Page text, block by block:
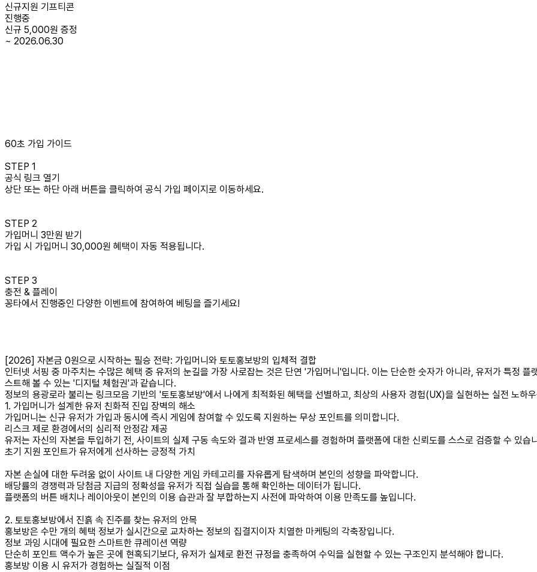
신규지원 기프티콘
진행중
신규 5,000원 증정
~ 2026.06.30
60초 가입 가이드
STEP 1
공식 링크 열기
상단 또는 하단 아래 버튼을 클릭하여 공식 가입 페이지로 이동하세요.
STEP 2
가입머니 3만원 받기
가입 시 가입머니 30,000원 혜택이 자동 적용됩니다.
STEP 3
충전 & 플레이
꽁타에서 진행중인 다양한 이벤트에 참여하여 베팅을 즐기세요!
[2026] 자본금 0원으로 시작하는 필승 전략: 가입머니와 토토홍보방의 입체적 결합
인터넷 서핑 중 마주치는 수많은 혜택 중 유저의 눈길을 가장 사로잡는 것은 단연 '가입머니'입니다. 이는 단순한 숫자가 아니라, 유저가 특정
스트해 볼 수 있는 '디지털 체험권'과 같습니다.
정보의 용광로라 불리는 링크모음 기반의 '토토홍보방'에서 나에게 최적화된 혜택을 선별하고, 최상의 사용자 경험(UX)을 실현하는 실전 노하
1. 가입머니가 설계한 유저 친화적 진입 장벽의 해소
가입머니는 신규 유저가 가입과 동시에 즉시 게임에 참여할 수 있도록 지원하는 무상 포인트를 의미합니다.
리스크 제로 환경에서의 심리적 안정감 제공
유저는 자신의 자본을 투입하기 전, 사이트의 실제 구동 속도와 결과 반영 프로세스를 경험하며 플랫폼에 대한 신뢰도를 스스로 검증할 수 있습
초기 지원 포인트가 유저에게 선사하는 긍정적 가치
자본 손실에 대한 두려움 없이 사이트 내 다양한 게임 카테고리를 자유롭게 탐색하며 본인의 성향을 파악합니다.
배당률의 경쟁력과 당첨금 지급의 정확성을 유저가 직접 실습을 통해 확인하는 데이터가 됩니다.
플랫폼의 버튼 배치나 레이아웃이 본인의 이용 습관과 잘 부합하는지 사전에 파악하여 이용 만족도를 높입니다.
2. 토토홍보방에서 진흙 속 진주를 찾는 유저의 안목
홍보방은 수만 개의 혜택 정보가 실시간으로 교차하는 정보의 집결지이자 치열한 마케팅의 각축장입니다.
정보 과잉 시대에 필요한 스마트한 큐레이션 역량
단순히 포인트 액수가 높은 곳에 현혹되기보다, 유저가 실제로 환전 규정을 충족하여 수익을 실현할 수 있는 구조인지 분석해야 합니다.
홍보방 이용 시 유저가 경험하는 실질적 이점